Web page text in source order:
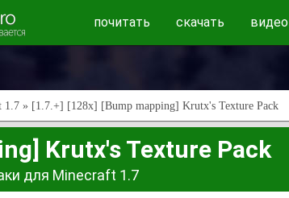
почитать
скачать видео
1.7 » [1.7.+] [128x] [Bump mapping] Krutx's Texture Pack
Krutx's Texture Pack
для Minecraft 1.7